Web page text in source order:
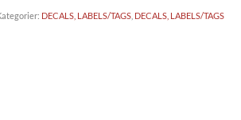
DECALS, LABELS/TAGS DECALS, LABELS/TAGS